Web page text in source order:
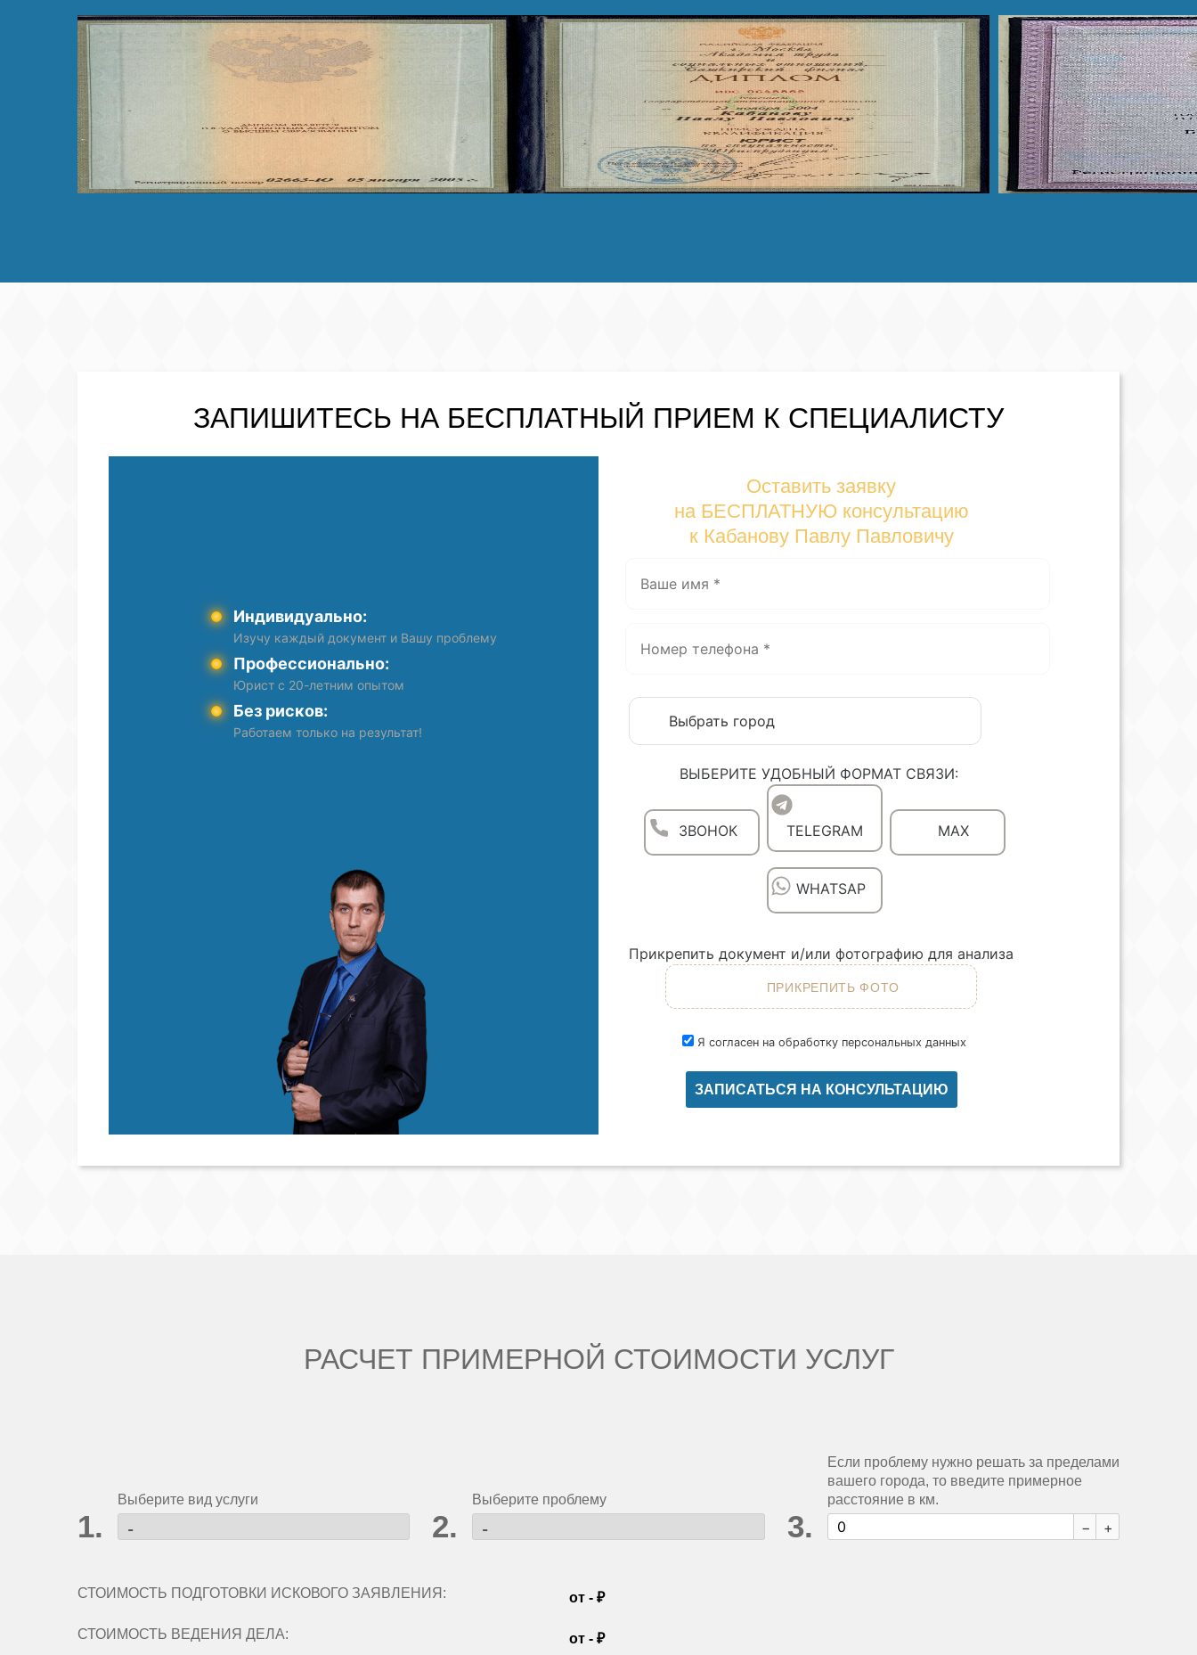
ЗАПИШИТЕСЬ НА БЕСПЛАТНЫЙ ПРИЕМ К СПЕЦИАЛИСТУ
Индивидуально:
Изучу каждый документ и Вашу проблему
Профессионально:
Юрист с 20-летним опытом
Без рисков:
Работаем только на результат!
Оставить заявку
на БЕСПЛАТНУЮ консультацию
к Кабанову Павлу Павловичу
ВЫБЕРИТЕ УДОБНЫЙ ФОРМАТ СВЯЗИ:
ЗВОНОК TELEGRAM MAX
WHATSAP
Прикрепить документ и/или фотографию для анализа
Я согласен на обработку персональных данных
РАСЧЕТ ПРИМЕРНОЙ СТОИМОСТИ УСЛУГ
Выберите вид услуги Выберите проблему
Если проблему нужно решать за пределами
вашего города, то введите примерное
расстояние в км.
СТОИМОСТЬ ПОДГОТОВКИ ИСКОВОГО ЗАЯВЛЕНИЯ: от - ₽
СТОИМОСТЬ ВЕДЕНИЯ ДЕЛА: от - ₽